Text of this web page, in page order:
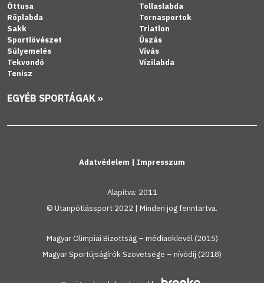
Öttusa
Röplabda
Sakk
Sportlövészet
Súlyemelés
Tekvondó
Tenisz
Tollaslabda
Tornasportok
Triatlon
Úszás
Vívás
Vízilabda
EGYÉB SPORTÁGAK »
Adatvédelem | Impresszum
Alapítva: 2011
© Utanpótlássport 2022 | Minden jog fenntartva.
Magyar Olimpiai Bizottság – médiaoklevél (2015)
Magyar Sportújságírók Szövetsége – nívódíj (2018)